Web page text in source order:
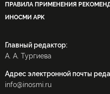
ПРАВИЛА ПРИМЕНЕНИЯ
ИНОСМИ APK
Главный редактор:
А. А. Тургиева
Адрес электронной почты
info@inosmi.ru